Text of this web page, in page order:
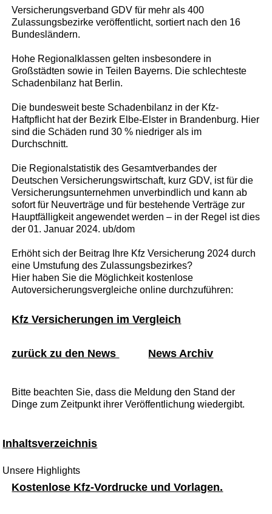
Versicherungsverband GDV für mehr als 400
Zulassungsbezirke veröffentlicht, sortiert nach den 16
Bundesländern.
Hohe Regionalklassen gelten insbesondere in
Großstädten sowie in Teilen Bayerns. Die schlechteste
Schadenbilanz hat Berlin.
Die bundesweit beste Schadenbilanz in der Kfz-
Haftpflicht hat der Bezirk Elbe-Elster in Brandenburg. Hier
sind die Schäden rund 30 % niedriger als im
Durchschnitt.
Die Regionalstatistik des Gesamtverbandes der
Deutschen Versicherungswirtschaft, kurz GDV, ist für die
Versicherungsunternehmen unverbindlich und kann ab
sofort für Neuverträge und für bestehende Verträge zur
Hauptfälligkeit angewendet werden – in der Regel ist dies
der 01. Januar 2024. ub/dom
Erhöht sich der Beitrag Ihre Kfz Versicherung 2024 durch
eine Umstufung des Zulassungsbezirkes?
Hier haben Sie die Möglichkeit kostenlose
Autoversicherungsvergleiche online durchzuführen:
Kfz Versicherungen im Vergleich
zurück zu den News News Archiv
Bitte beachten Sie, dass die Meldung den Stand der
Dinge zum Zeitpunkt ihrer Veröffentlichung wiedergibt.
Inhaltsverzeichnis
Unsere Highlights
Kostenlose Kfz-Vordrucke und Vorlagen.